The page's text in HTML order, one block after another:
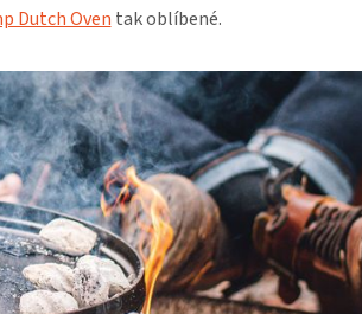
Dutch Oven tak oblíbené.